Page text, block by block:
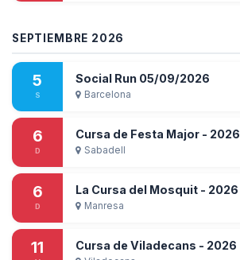
SEPTIEMBRE 2026
5
S
Social Run 05/09/2026
Barcelona
6
D
Cursa de Festa Major - 2026
Sabadell
6
D
La Cursa del Mosquit - 2026
Manresa
11 Cursa de Viladecans - 2026